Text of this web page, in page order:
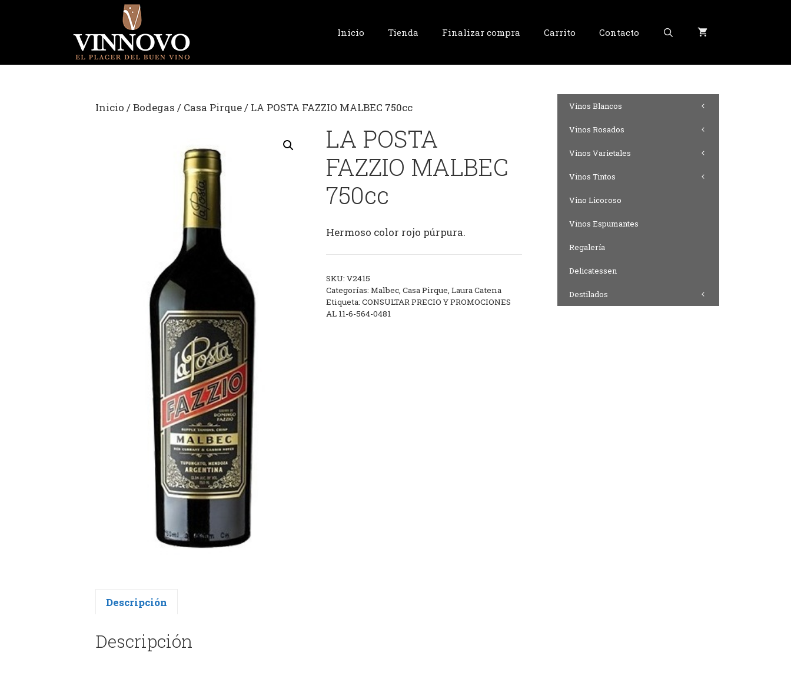
Inicio Tienda Finalizar compra Carrito Contacto
Inicio /Bodegas / Casa Pirque/ LA POSTA FAZZIO MALBEC 750cc
LA POSTA
FAZZIO MALBEC
750cc
Hermoso color rojo púrpura.
SKU: V2415
Categorías: Malbec, Casa Pirque, Laura Catena
Etiqueta: CONSULTAR PRECIO Y PROMOCIONES
AL 11-6-564-0481
Descripción
Descripción
Vinos Blancos
Vinos Rosados
Vinos Varietales
Vinos Tintos
Vino Licoroso
Vinos Espumantes
Regalería
Delicatessen
Destilados